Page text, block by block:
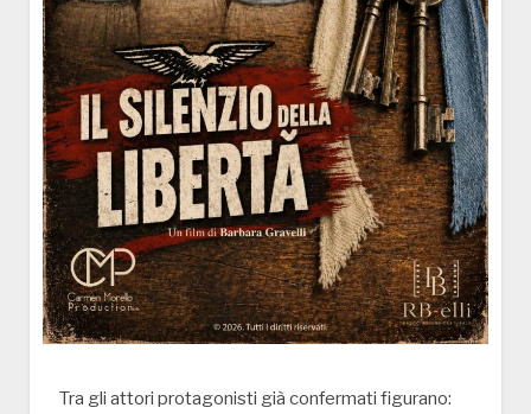
Tra gli attori protagonisti già confermati figurano: